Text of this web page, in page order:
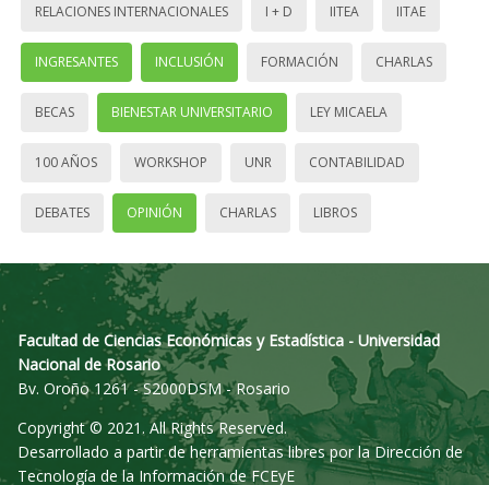
RELACIONES INTERNACIONALES I + D IITEA IITAE
INGRESANTES INCLUSIÓN FORMACIÓN CHARLAS
BECAS BIENESTAR UNIVERSITARIO LEY MICAELA
100 AÑOS WORKSHOP UNR CONTABILIDAD
DEBATES OPINIÓN CHARLAS LIBROS
Facultad de Ciencias Económicas y Estadística - Universidad
Nacional de Rosario
Bv. Oroño 1261 - S2000DSM - Rosario
Copyright © 2021. All Rights Reserved.
Desarrollado a partir de herramientas libres por la Dirección de
Tecnología de la Información de FCEyE